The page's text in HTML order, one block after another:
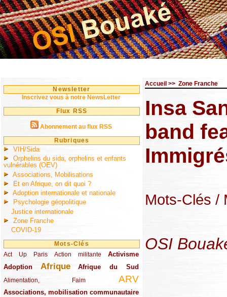
Newsletter
Inscrivez vous à notre NewsLetter
Flux RSS
Abonnement au flux RSS
Rubriques
VIH/Sida
Orphelins du sida, orphelins et enfants
vulnérables (OEV)
Associations, Mobilisations
Et en Afrique, on dit quoi ?
Adoption internationale et nationale
Psychologie géopolitique
Justice internationale
Zone Franche
COVID-19
Mots-Clés
Act Up Paris
(49/289) Action militante
(32/289) Activisme
(73/289)
Adoption
(82/289) Afrique
(161/289) Afrique du Sud
(73/289)
Alimentation, Faim
(48/289) ARV
(203/289)
Associations, mobilisation communautaire
(65/289)
Accueil >> Zone Franche
Insa
band
Mots-Clés /
OSI